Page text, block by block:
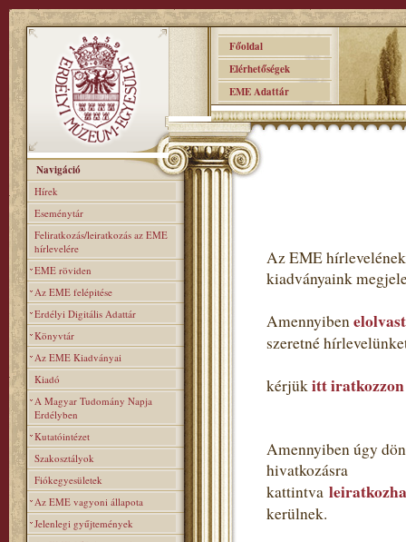
Főoldal
Elérhetőségek
EME Adattár
Navigáció
Hírek
Eseménytár
Feliratkozás/leiratkozás az EME
hírlevelére
EME röviden
Az EME felépitése
Erdélyi Digitális Adattár
Könyvtár
Az EME Kiadványai
Kiadó
A Magyar Tudomány Napja
Erdélyben
Kutatóintézet
Szakosztályok
Fiókegyesületek
Az EME vagyoni állapota
Jelenlegi gyűjtemények
Az EME
kiadványaink
Amennyiben
szeretné
kérjükitt
Amennyiben úgy
hivatkozásra
kattintva
kerülnek.